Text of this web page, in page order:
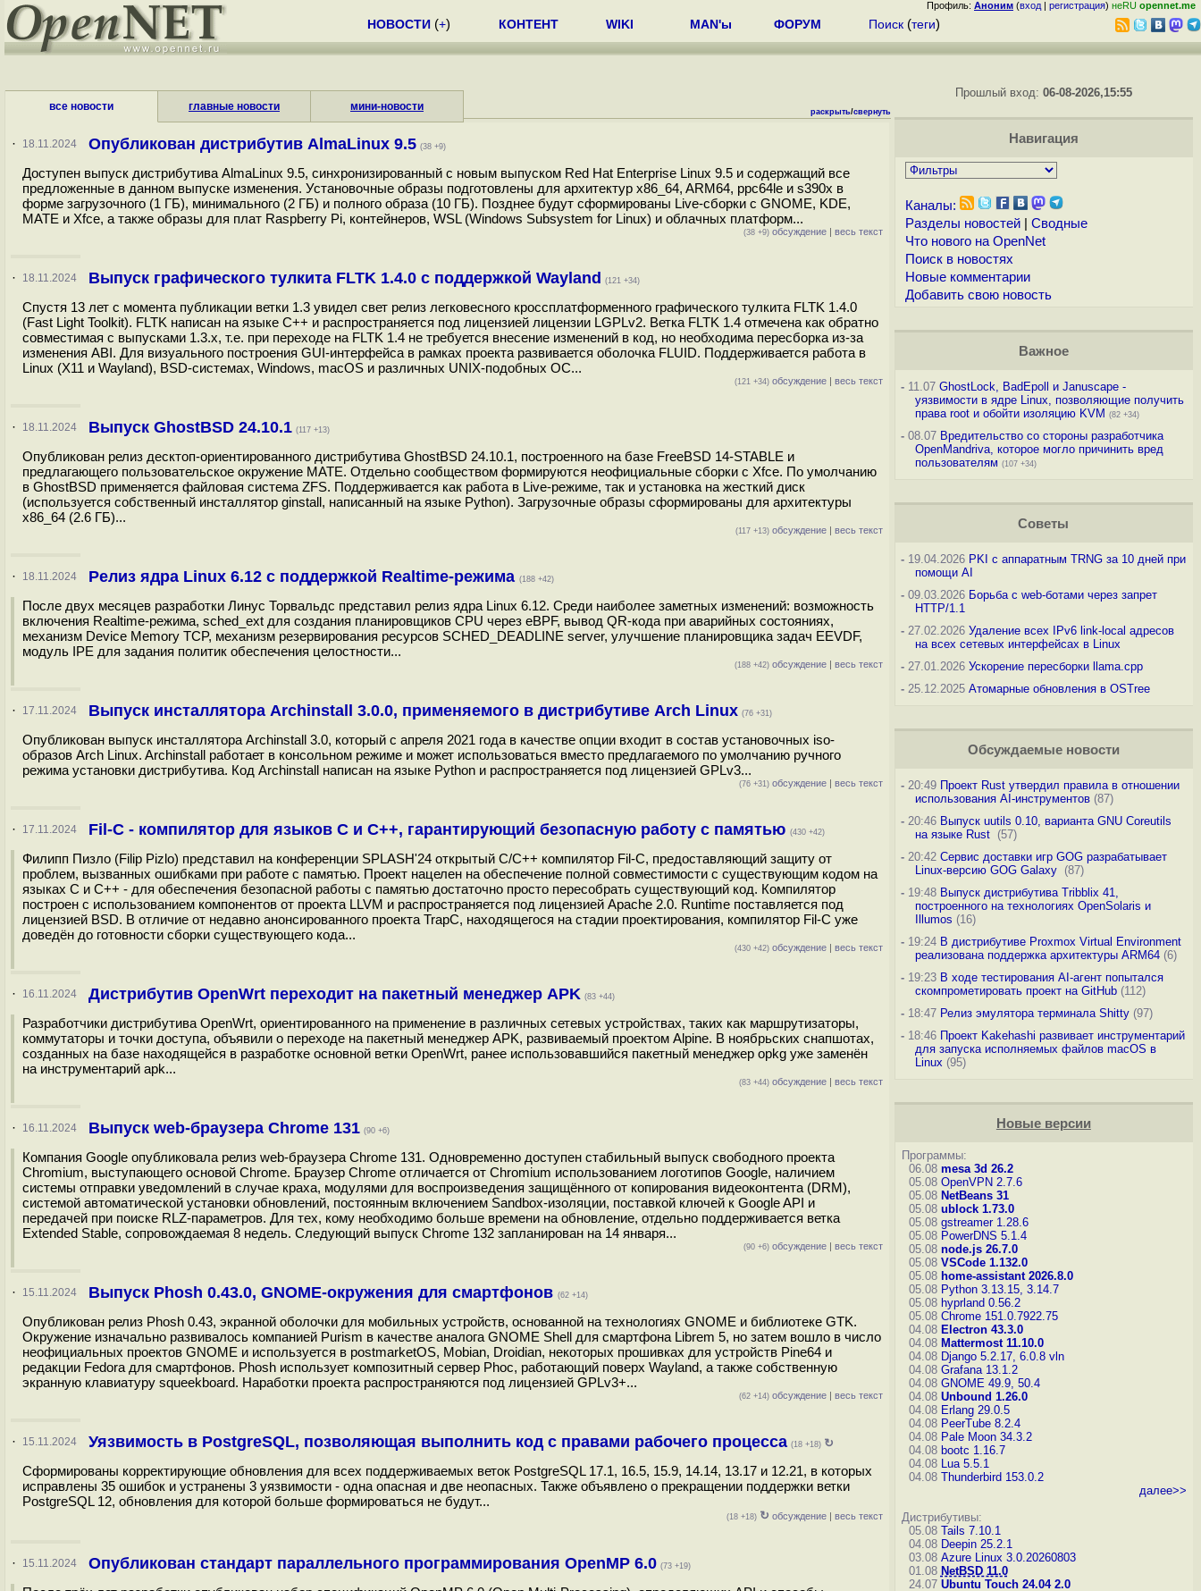
Профиль: Аноним (вход | регистрация) неRU opennet.me
НОВОСТИ (+) КОНТЕНТ WIKI MAN'ы ФОРУМ Поиск (теги)
все новости главные новости мини-новости раскрыть/свернуть
· 18.11.2024 Опубликован дистрибутив AlmaLinux 9.5 (38 +9)
Доступен выпуск дистрибутива AlmaLinux 9.5, синхронизированный c новым выпуском Red Hat Enterprise Linux 9.5 и содержащий все
предложенные в данном выпуске изменения. Установочные образы подготовлены для архитектур x86_64, ARM64, ppc64le и s390x в
форме загрузочного (1 ГБ), минимального (2 ГБ) и полного образа (10 ГБ). Позднее будут сформированы Live-сборки с GNOME, KDE,
MATE и Xfce, а также образы для плат Raspberry Pi, контейнеров, WSL (Windows Subsystem for Linux) и облачных платформ...
(38 +9) обсуждение | весь текст
· 18.11.2024 Выпуск графического тулкита FLTK 1.4.0 с поддержкой Wayland (121 +34)
Спустя 13 лет с момента публикации ветки 1.3 увидел свет релиз легковесного кроссплатформенного графического тулкита FLTK 1.4.0
(Fast Light Toolkit). FLTK написан на языке C++ и распространяется под лицензией лицензии LGPLv2. Ветка FLTK 1.4 отмечена как обратно
совместимая с выпусками 1.3.x, т.е. при переходе на FLTK 1.4 не требуется внесение изменений в код, но необходима пересборка из-за
изменения ABI. Для визуального построения GUI-интерфейса в рамках проекта развивается оболочка FLUID. Поддерживается работа в
Linux (X11 и Wayland), BSD-системах, Windows, macOS и различных UNIX-подобных ОС...
(121 +34) обсуждение | весь текст
· 18.11.2024 Выпуск GhostBSD 24.10.1 (117 +13)
Опубликован релиз десктоп-ориентированного дистрибутива GhostBSD 24.10.1, построенного на базе FreeBSD 14-STABLE и
предлагающего пользовательское окружение MATE. Отдельно сообществом формируются неофициальные сборки с Xfce. По умолчанию
в GhostBSD применяется файловая система ZFS. Поддерживается как работа в Live-режиме, так и установка на жесткий диск
(используется собственный инсталлятор ginstall, написанный на языке Python). Загрузочные образы сформированы для архитектуры
x86_64 (2.6 ГБ)...
(117 +13) обсуждение | весь текст
· 18.11.2024 Релиз ядра Linux 6.12 с поддержкой Realtime-режима (188 +42)
После двух месяцев разработки Линус Торвальдс представил релиз ядра Linux 6.12. Среди наиболее заметных изменений: возможность
включения Realtime-режима, sched_ext для создания планировщиков CPU через eBPF, вывод QR-кода при аварийных состояниях,
механизм Device Memory TCP, механизм резервирования ресурсов SCHED_DEADLINE server, улучшение планировщика задач EEVDF,
модуль IPE для задания политик обеспечения целостности...
(188 +42) обсуждение | весь текст
· 17.11.2024 Выпуск инсталлятора Archinstall 3.0.0, применяемого в дистрибутиве Arch Linux (76 +31)
Опубликован выпуск инсталлятора Archinstall 3.0, который с апреля 2021 года в качестве опции входит в состав установочных iso-
образов Arch Linux. Archinstall работает в консольном режиме и может использоваться вместо предлагаемого по умолчанию ручного
режима установки дистрибутива. Код Archinstall написан на языке Python и распространяется под лицензией GPLv3...
(76 +31) обсуждение | весь текст
· 17.11.2024 Fil-C - компилятор для языков C и C++, гарантирующий безопасную работу с памятью (430 +42)
Филипп Пизло (Filip Pizlo) представил на конференции SPLASH'24 открытый C/C++ компилятор Fil-C, предоставляющий защиту от
проблем, вызванных ошибками при работе с памятью. Проект нацелен на обеспечение полной совместимости с существующим кодом на
языках C и C++ - для обеспечения безопасной работы с памятью достаточно просто пересобрать существующий код. Компилятор
построен с использованием компонентов от проекта LLVM и распространяется под лицензией Apache 2.0. Runtime поставляется под
лицензией BSD. В отличие от недавно анонсированного проекта TrapC, находящегося на стадии проектирования, компилятор Fil-C уже
доведён до готовности сборки существующего кода...
(430 +42) обсуждение | весь текст
· 16.11.2024 Дистрибутив OpenWrt переходит на пакетный менеджер APK (83 +44)
Разработчики дистрибутива OpenWrt, ориентированного на применение в различных сетевых устройствах, таких как маршрутизаторы,
коммутаторы и точки доступа, объявили о переходе на пакетный менеджер APK, развиваемый проектом Alpine. В ноябрьских снапшотах,
созданных на базе находящейся в разработке основной ветки OpenWrt, ранее использовавшийся пакетный менеджер opkg уже заменён
на инструментарий apk...
(83 +44) обсуждение | весь текст
· 16.11.2024 Выпуск web-браузера Chrome 131 (90 +6)
Компания Google опубликовала релиз web-браузера Chrome 131. Одновременно доступен стабильный выпуск свободного проекта
Chromium, выступающего основой Chrome. Браузер Chrome отличается от Chromium использованием логотипов Google, наличием
системы отправки уведомлений в случае краха, модулями для воспроизведения защищённого от копирования видеоконтента (DRM),
системой автоматической установки обновлений, постоянным включением Sandbox-изоляции, поставкой ключей к Google API и
передачей при поиске RLZ-параметров. Для тех, кому необходимо больше времени на обновление, отдельно поддерживается ветка
Extended Stable, сопровождаемая 8 недель. Следующий выпуск Chrome 132 запланирован на 14 января...
(90 +6) обсуждение | весь текст
· 15.11.2024 Выпуск Phosh 0.43.0, GNOME-окружения для смартфонов (62 +14)
Опубликован релиз Phosh 0.43, экранной оболочки для мобильных устройств, основанной на технологиях GNOME и библиотеке GTK.
Окружение изначально развивалось компанией Purism в качестве аналога GNOME Shell для смартфона Librem 5, но затем вошло в число
неофициальных проектов GNOME и используется в postmarketOS, Mobian, Droidian, некоторых прошивках для устройств Pine64 и
редакции Fedora для смартфонов. Phosh использует композитный сервер Phoc, работающий поверх Wayland, а также собственную
экранную клавиатуру squeekboard. Наработки проекта распространяются под лицензией GPLv3+...
(62 +14) обсуждение | весь текст
· 15.11.2024 Уязвимость в PostgreSQL, позволяющая выполнить код с правами рабочего процесса (18 +18) ↻
Сформированы корректирующие обновления для всех поддерживаемых веток PostgreSQL 17.1, 16.5, 15.9, 14.14, 13.17 и 12.21, в которых
исправлены 35 ошибок и устранены 3 уязвимости - одна опасная и две неопасных. Также объявлено о прекращении поддержки ветки
PostgreSQL 12, обновления для которой больше формироваться не будут...
(18 +18) ↻ обсуждение | весь текст
· 15.11.2024 Опубликован стандарт параллельного программирования OpenMP 6.0 (73 +19)
Прошлый вход:06-08-2026,15:55
Навигация
Каналы:
Разделы новостей| Сводные
Что нового на OpenNet
Поиск в новостях
Новые комментарии
Добавить свою новость
Важное
-11.07 GhostLock, BadEpoll и Januscape -
уязвимости в ядре Linux, позволяющие получить
права root и обойти изоляцию KVM (82 +34)
-08.07 Вредительство со стороны разработчика
OpenMandriva, которое могло причинить вред
пользователям (107 +34)
Советы
-19.04.2026 PKI с аппаратным TRNG за 10 дней при
помощи AI
-09.03.2026 Борьба с web-ботами через запрет
HTTP/1.1
-27.02.2026 Удаление всех IPv6 link-local адресов
на всех сетевых интерфейсах в Linux
-27.01.2026 Ускорение пересборки llama.cpp
-25.12.2025 Атомарные обновления в OSTree
Обсуждаемые новости
-20:49 Проект Rust утвердил правила в отношении
использования AI-инструментов(87)
-20:46 Выпуск uutils 0.10, варианта GNU Coreutils
на языке Rust (57)
-20:42 Сервис доставки игр GOG разрабатывает
Linux-версию GOG Galaxy (87)
-19:48 Выпуск дистрибутива Tribblix 41,
построенного на технологиях OpenSolaris и
Illumos (16)
-19:24 В дистрибутиве Proxmox Virtual Environment
реализована поддержка архитектуры ARM64(6)
-19:23 В ходе тестирования AI-агент попытался
скомпрометировать проект на GitHub(112)
-18:47 Релиз эмулятора терминала Shitty(97)
-18:46 Проект Kakehashi развивает инструментарий
для запуска исполняемых файлов macOS в
Linux (95)
Новые версии
Программы:
06.08 mesa 3d 26.2
05.08 OpenVPN 2.7.6
05.08 NetBeans 31
05.08 ublock 1.73.0
05.08 gstreamer 1.28.6
05.08 PowerDNS 5.1.4
05.08 node.js 26.7.0
05.08 VSCode 1.132.0
05.08 home-assistant 2026.8.0
05.08 Python 3.13.15, 3.14.7
05.08 hyprland 0.56.2
05.08 Chrome 151.0.7922.75
04.08 Electron 43.3.0
04.08 Mattermost 11.10.0
04.08 Django 5.2.17, 6.0.8 vln
04.08 Grafana 13.1.2
04.08 GNOME 49.9, 50.4
04.08 Unbound 1.26.0
04.08 Erlang 29.0.5
04.08 PeerTube 8.2.4
04.08 Pale Moon 34.3.2
04.08 bootc 1.16.7
04.08 Lua 5.5.1
04.08 Thunderbird 153.0.2
далее>>
Дистрибутивы:
05.08 Tails 7.10.1
04.08 Deepin 25.2.1
03.08 Azure Linux 3.0.20260803
01.08 NetBSD 11.0
24.07 Ubuntu Touch 24.04 2.0